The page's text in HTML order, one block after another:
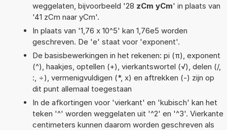
weggelaten, bijvoorbeeld '28 zCm yCm' in plaats van
'41 zCm naar yCm'.
In plaats van '1,76 x 10^5' kan 1,76e5 worden
geschreven. De 'e' staat voor 'exponent'.
De basisbewerkingen in het rekenen: pi (π), exponent
(^), haakjes, optellen (+), vierkantswortel (√), delen (/,
:, ÷), vermenigvuldigen (*, x) en aftrekken (-) zijn op
dit punt allemaal toegestaan
In de afkortingen voor 'vierkant' en 'kubisch' kan het
teken '^' worden weggelaten uit '^2' en '^3'. Vierkante
centimeters kunnen daarom worden geschreven als